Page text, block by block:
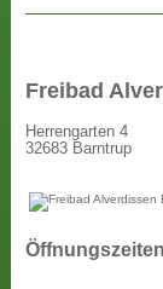
Freibad
Herrengarten 4
32683 Barntrup
Öffnungszeiten